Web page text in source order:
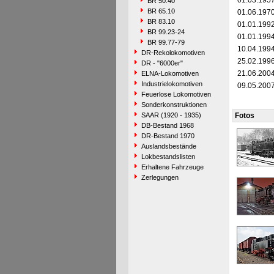
BR 65.10
BR 83.10
BR 99.23-24
BR 99.77-79
DR-Rekolokomotiven
DR - "6000er"
ELNA-Lokomotiven
Industrielokomotiven
Feuerlose Lokomotiven
Sonderkonstruktionen
SAAR (1920 - 1935)
DB-Bestand 1968
DR-Bestand 1970
Auslandsbestände
Lokbestandslisten
Erhaltene Fahrzeuge
Zerlegungen
Fotos